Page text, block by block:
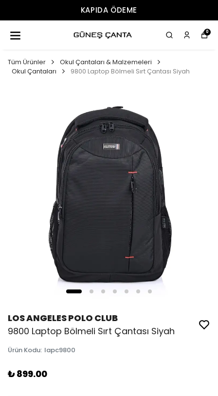
ÜCRETSIZ KARGO
0
Tüm Ürünler
Okul Çantaları & Malzemeleri
Okul Çantaları
9800 Laptop Bölmeli Sırt Çantası Siyah
LOS ANGELES POLO CLUB
9800 Laptop Bölmeli Sırt Çantası Siyah
Ürün Kodu: lapc9800
₺ 899.00